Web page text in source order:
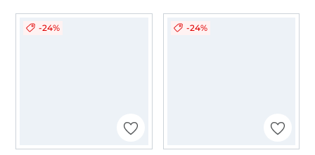
-24% -24%